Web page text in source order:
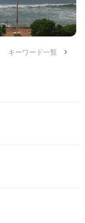
キーワード一覧